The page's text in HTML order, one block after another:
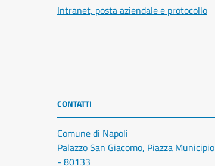
Intranet, posta aziendale e protocollo
CONTATTI
Comune di Napoli
Palazzo San Giacomo, Piazza Municipio
- 80133